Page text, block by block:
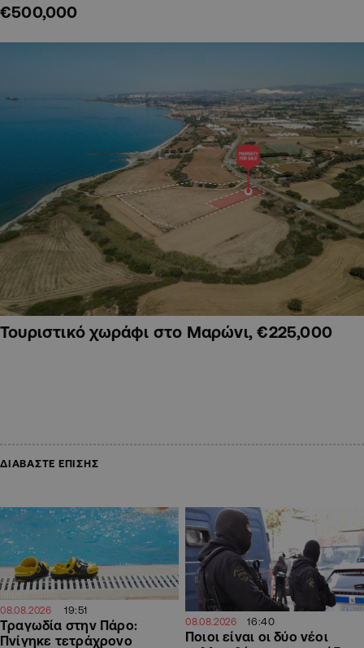
€500,000
Τουριστικό χωράφι στο Μαρώνι, €225,000
ΔΙΑΒΑΣΤΕ ΕΠΙΣΗΣ
08.08.2026 19:51
Τραγωδία στην Πάρο:
Πνίγηκε τετράχρονο
08.08.2026 16:40
Ποιοι είναι οι δύο νέοι